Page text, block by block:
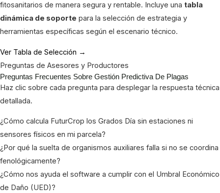
fitosanitarios de manera segura y rentable. Incluye una tabla
dinámica de soporte para la selección de estrategia y
herramientas específicas según el escenario técnico.
Ver Tabla de Selección →
Preguntas de Asesores y Productores
Preguntas Frecuentes Sobre Gestión Predictiva De Plagas
Haz clic sobre cada pregunta para desplegar la respuesta técnica
detallada.
¿Cómo calcula FuturCrop los Grados Día sin estaciones ni
sensores físicos en mi parcela?
¿Por qué la suelta de organismos auxiliares falla si no se coordina
fenológicamente?
¿Cómo nos ayuda el software a cumplir con el Umbral Económico
de Daño (UED)?